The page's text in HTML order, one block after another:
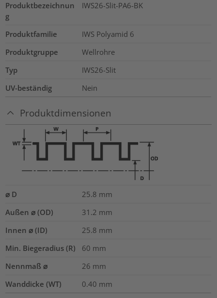
Produktbezeichnun
g
IWS26-Slit-PA6-BK
Produktfamilie
IWS Polyamid 6
Produktgruppe
Wellrohre
Typ
IWS26-Slit
UV-beständig
Nein
Produktdimensionen
⌀ D 25.8 mm
Außen ⌀ (OD)
31.2 mm
Innen ⌀ (ID)
25.8 mm
Min. Biegeradius (R)
60 mm
Nennmaß ⌀
26 mm
Wanddicke (WT)
0.40 mm